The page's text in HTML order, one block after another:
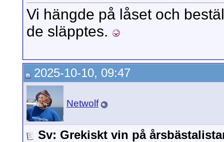
Vi hängde på låset och
de släpptes.
2025-10-10, 09:47
Netwolf
Sv: Grekiskt vin på